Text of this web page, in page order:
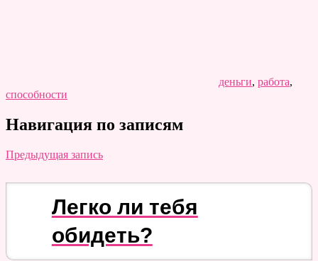
деньги, работа,
способности
Навигация по записям
Предыдущая запись
Легко ли тебя
обидеть?